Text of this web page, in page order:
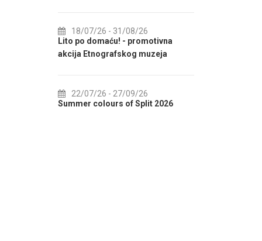
18/07/26 - 31/08/26
Lito po domaću! - promotivna
akcija Etnografskog muzeja
22/07/26 - 27/09/26
Summer colours of Split 2026